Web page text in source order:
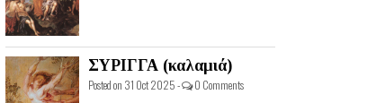
ΣΥΡΙΓΓΑ (καλαμιά)
Posted on 31 Oct 2025 - 0 Comments